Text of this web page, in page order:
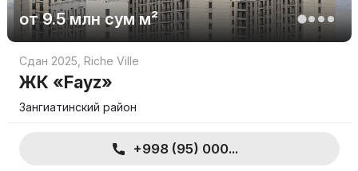
от9.5 млн сумм²
Сдан 2025 Riche Ville
ЖК «Fayz»
Зангиатинский район
+998 (95) 000...